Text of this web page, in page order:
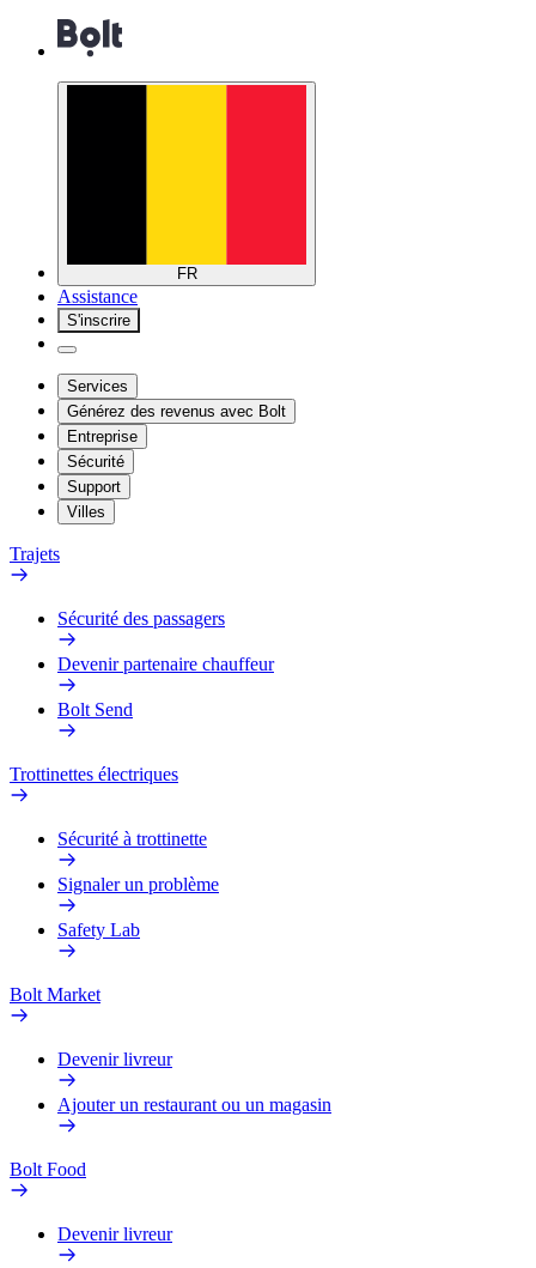
FR
Assistance
S'inscrire
Services
Générez des revenus avec Bolt
Entreprise
Sécurité
Support
Villes
Trajets
Sécurité des passagers
Devenir partenaire chauffeur
Bolt Send
Trottinettes électriques
Sécurité à trottinette
Signaler un problème
Safety Lab
Bolt Market
Devenir livreur
Ajouter un restaurant ou un magasin
Bolt Food
Devenir livreur